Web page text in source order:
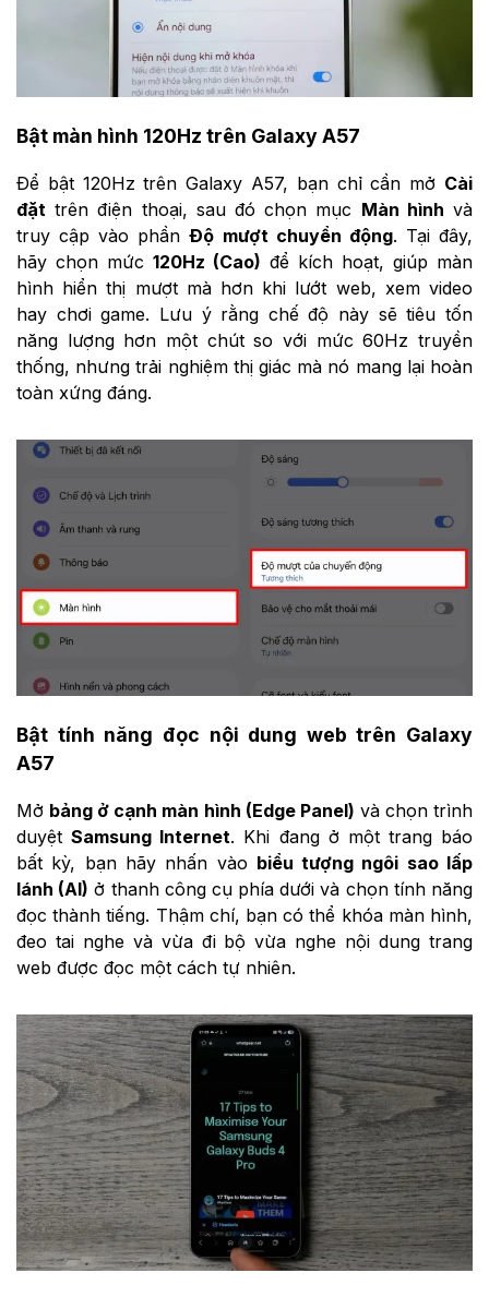
Bật màn hình 120Hz trên Galaxy A57
Để bật 120Hz trên Galaxy A57, bạn chỉ cần mở Cài
đặt trên điện thoại, sau đó chọn mục Màn hình và
truy cập vào phầnĐộ mượt chuyển động. Tại đây,
hãy chọn mức120Hz (Cao) để kích hoạt, giúp màn
hình hiển thị mượt mà hơn khi lướt web, xem video
hay chơi game. Lưu ý rằng chế độ này sẽ tiêu tốn
năng lượng hơn một chút so với mức 60Hz truyền
thống, nhưng trải nghiệm thị giác mà nó mang lại hoàn
toàn xứng đáng.
Bật tính năng đọc nội dung web trên Galaxy
A57
Mở bảng ở cạnh màn hình (Edge Panel) và chọn trình
duyệtSamsung Internet. Khi đang ở một trang báo
bất kỳ, bạn hãy nhấn vào biểu tượng ngôi sao lấp
lánh (AI) ở thanh công cụ phía dưới và chọn tính năng
đọc thành tiếng. Thậm chí, bạn có thể khóa màn hình,
đeo tai nghe và vừa đi bộ vừa nghe nội dung trang
web được đọc một cách tự nhiên.